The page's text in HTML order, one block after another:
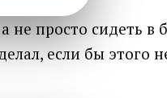
не просто сидеть в
если бы этого